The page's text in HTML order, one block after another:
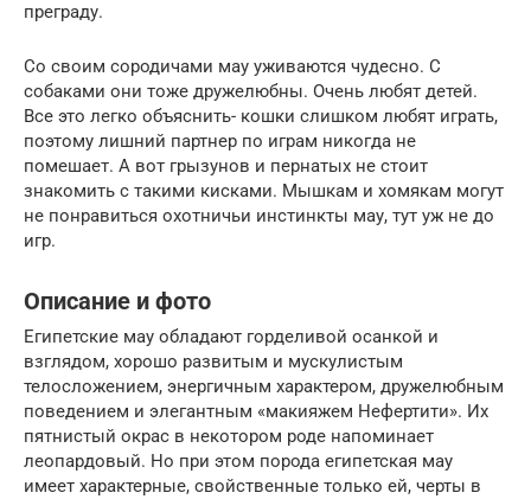
преграду.
Со своим сородичами мау уживаются чудесно. С
собаками они тоже дружелюбны. Очень любят детей.
Все это легко объяснить- кошки слишком любят играть,
поэтому лишний партнер по играм никогда не
помешает. А вот грызунов и пернатых не стоит
знакомить с такими кисками. Мышкам и хомякам могут
не понравиться охотничьи инстинкты мау, тут уж не до
игр.
Описание и фото
Египетские мау обладают горделивой осанкой и
взглядом, хорошо развитым и мускулистым
телосложением, энергичным характером, дружелюбным
поведением и элегантным «макияжем Нефертити». Их
пятнистый окрас в некотором роде напоминает
леопардовый. Но при этом порода египетская мау
имеет характерные, свойственные только ей, черты в